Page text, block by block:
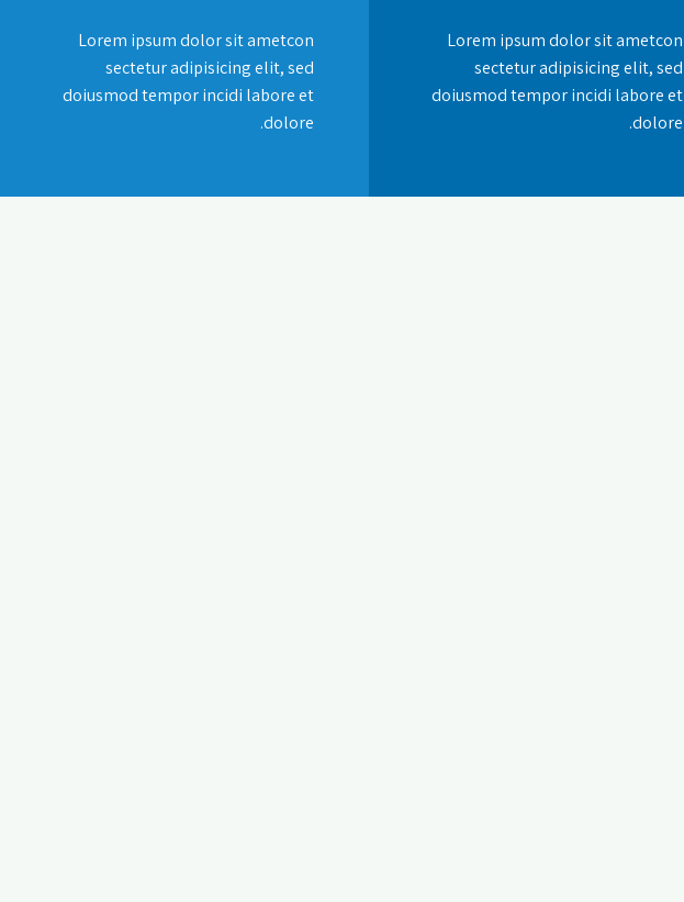
Lorem ipsum dolor sit ametcon
sectetur adipisicing elit, sed
doiusmod tempor incidi labore et
dolore.
Lorem ipsum dolor sit ametcon
sectetur adipisicing elit, sed
doiusmod tempor incidi labore et
dolore.